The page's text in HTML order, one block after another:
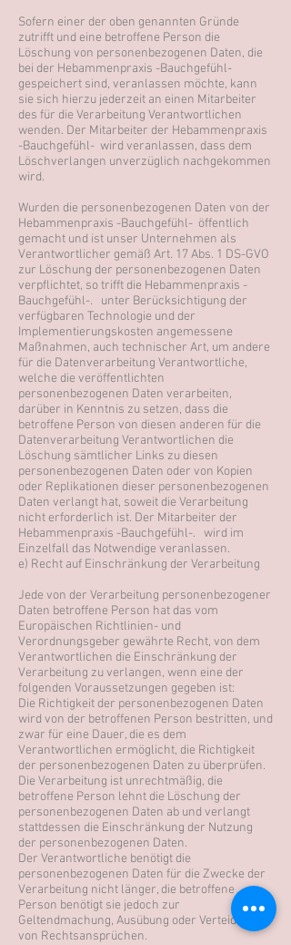
Sofern einer der oben genannten Gründe
zutrifft und eine betroffene Person die
Löschung von personenbezogenen Daten, die
bei der Hebammenpraxis -Bauchgefühl-
gespeichert sind, veranlassen möchte, kann
sie sich hierzu jederzeit an einen Mitarbeiter
des für die Verarbeitung Verantwortlichen
wenden. Der Mitarbeiter der Hebammenpraxis
-Bauchgefühl- wird veranlassen, dass dem
Löschverlangen unverzüglich nachgekommen
wird.
Wurden die personenbezogenen Daten von der
Hebammenpraxis -Bauchgefühl- öffentlich
gemacht und ist unser Unternehmen als
Verantwortlicher gemäß Art. 17 Abs. 1 DS-GVO
zur Löschung der personenbezogenen Daten
verpflichtet, so trifft die Hebammenpraxis -
Bauchgefühl-. unter Berücksichtigung der
verfügbaren Technologie und der
Implementierungskosten angemessene
Maßnahmen, auch technischer Art, um andere
für die Datenverarbeitung Verantwortliche,
welche die veröffentlichten
personenbezogenen Daten verarbeiten,
darüber in Kenntnis zu setzen, dass die
betroffene Person von diesen anderen für die
Datenverarbeitung Verantwortlichen die
Löschung sämtlicher Links zu diesen
personenbezogenen Daten oder von Kopien
oder Replikationen dieser personenbezogenen
Daten verlangt hat, soweit die Verarbeitung
nicht erforderlich ist. Der Mitarbeiter der
Hebammenpraxis -Bauchgefühl-. wird im
Einzelfall das Notwendige veranlassen.
e) Recht auf Einschränkung der Verarbeitung
Jede von der Verarbeitung personenbezogener
Daten betroffene Person hat das vom
Europäischen Richtlinien- und
Verordnungsgeber gewährte Recht, von dem
Verantwortlichen die Einschränkung der
Verarbeitung zu verlangen, wenn eine der
folgenden Voraussetzungen gegeben ist:
Die Richtigkeit der personenbezogenen Daten
wird von der betroffenen Person bestritten, und
zwar für eine Dauer, die es dem
Verantwortlichen ermöglicht, die Richtigkeit
der personenbezogenen Daten zu überprüfen.
Die Verarbeitung ist unrechtmäßig, die
betroffene Person lehnt die Löschung der
personenbezogenen Daten ab und verlangt
stattdessen die Einschränkung der Nutzung
der personenbezogenen Daten.
Der Verantwortliche benötigt die
personenbezogenen Daten für die Zwecke der
Verarbeitung nicht länger, die betroffene
Person benötigt sie jedoch zur
Geltendmachung, Ausübung oder Verteidigung
von Rechtsansprüchen.